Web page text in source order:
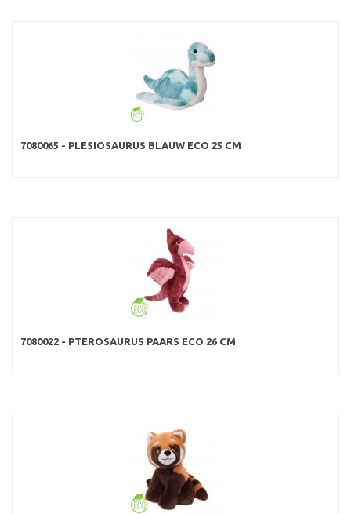
7080065 - PLESIOSAURUS BLAUW ECO 25 CM
7080022 - PTEROSAURUS PAARS ECO 26 CM